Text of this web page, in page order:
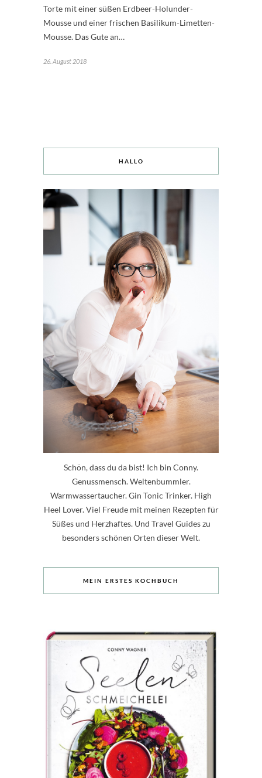
Torte mit einer süßen Erdbeer-Holunder-
Mousse und einer frischen Basilikum-Limetten-
Mousse. Das Gute an…
26. August 2018
HALLO
Schön, dass du da bist! Ich bin Conny.
Genussmensch. Weltenbummler.
Warmwassertaucher. Gin Tonic Trinker. High
Heel Lover. Viel Freude mit meinen Rezepten für
Süßes und Herzhaftes. Und Travel Guides zu
besonders schönen Orten dieser Welt.
MEIN ERSTES KOCHBUCH